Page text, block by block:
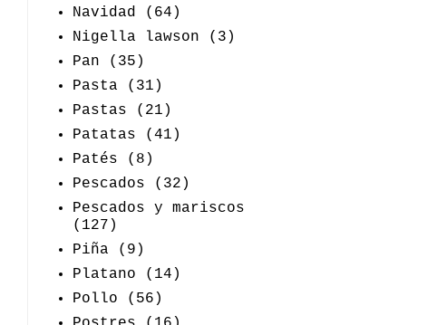
Navidad
(64)
Nigella lawson
(3)
Pan
(35)
Pasta
(31)
Pastas
(21)
Patatas
(41)
Patés
(8)
Pescados
(32)
Pescados y mariscos
(127)
Piña
(9)
Platano
(14)
Pollo
(56)